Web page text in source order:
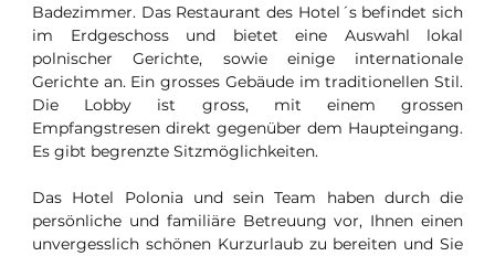
Badezimmer. Das Restaurant des Hotel´s befindet sich
im Erdgeschoss und bietet eine Auswahl lokal
polnischer Gerichte, sowie einige internationale
Gerichte an. Ein grosses Gebäude im traditionellen Stil.
Die Lobby ist gross, mit einem grossen
Empfangstresen direkt gegenüber dem Haupteingang.
Es gibt begrenzte Sitzmöglichkeiten.
Das Hotel Polonia und sein Team haben durch die
persönliche und familiäre Betreuung vor, Ihnen einen
unvergesslich schönen Kurzurlaub zu bereiten und Sie